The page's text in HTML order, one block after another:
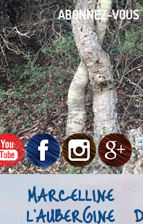
ABONNEZ-VOUS
MARCELLINE
L’AUBERGINE